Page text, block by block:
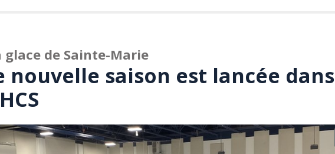
glace de Sainte-Marie
nouvelle saison est lancée dans